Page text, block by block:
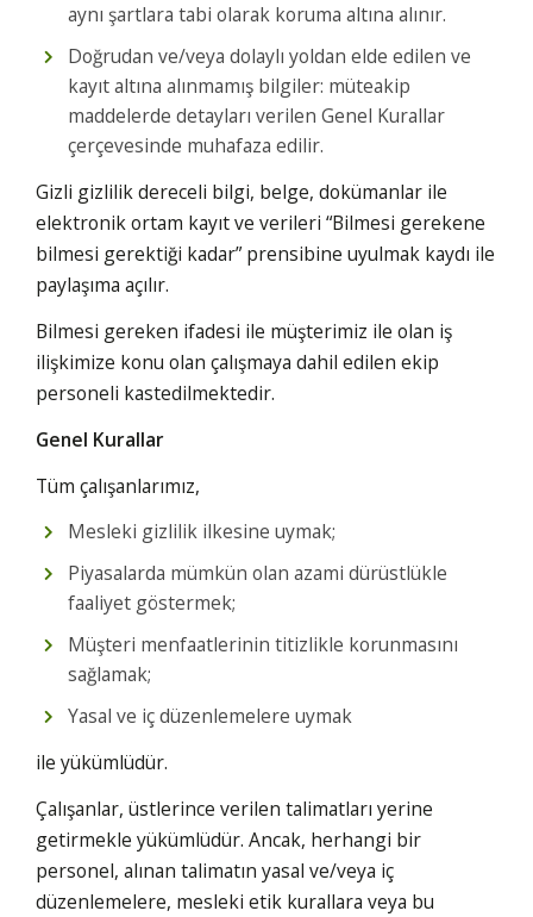
aynı şartlara tabi olarak koruma altına alınır.
Doğrudan ve/veya dolaylı yoldan elde edilen ve
kayıt altına alınmamış bilgiler: müteakip
maddelerde detayları verilen Genel Kurallar
çerçevesinde muhafaza edilir.
Gizli gizlilik dereceli bilgi, belge, dokümanlar ile
elektronik ortam kayıt ve verileri “Bilmesi gerekene
bilmesi gerektiği kadar” prensibine uyulmak kaydı ile
paylaşıma açılır.
Bilmesi gereken ifadesi ile müşterimiz ile olan iş
ilişkimize konu olan çalışmaya dahil edilen ekip
personeli kastedilmektedir.
Genel Kurallar
Tüm çalışanlarımız,
Mesleki gizlilik ilkesine uymak;
Piyasalarda mümkün olan azami dürüstlükle
faaliyet göstermek;
Müşteri menfaatlerinin titizlikle korunmasını
sağlamak;
Yasal ve iç düzenlemelere uymak
ile yükümlüdür.
Çalışanlar, üstlerince verilen talimatları yerine
getirmekle yükümlüdür. Ancak, herhangi bir
personel, alınan talimatın yasal ve/veya iç
düzenlemelere, mesleki etik kurallara veya bu